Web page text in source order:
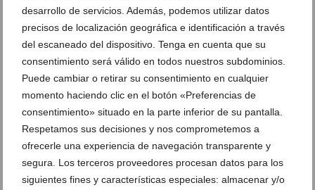
desarrollo de servicios. Además, podemos utilizar datos
precisos de localización geográfica e identificación a través
del escaneado del dispositivo. Tenga en cuenta que su
consentimiento será válido en todos nuestros subdominios.
Puede cambiar o retirar su consentimiento en cualquier
momento haciendo clic en el botón «Preferencias de
consentimiento» situado en la parte inferior de su pantalla.
Respetamos sus decisiones y nos comprometemos a
ofrecerle una experiencia de navegación transparente y
segura. Los terceros proveedores procesan datos para los
siguientes fines y características especiales: almacenar y/o
Rescatado un velero tras quedar encallado junto a la
isla del Portitxol de Xàbia
05 de agosto de 2026